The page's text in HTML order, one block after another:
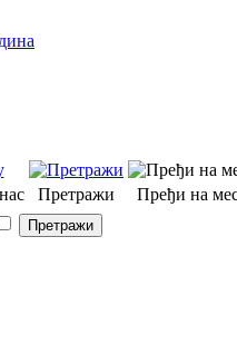
Претражи
Пређи на